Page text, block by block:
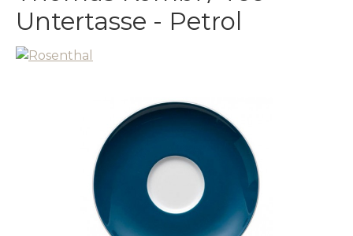
Untertasse - Petrol
Bildergalerie überspringen